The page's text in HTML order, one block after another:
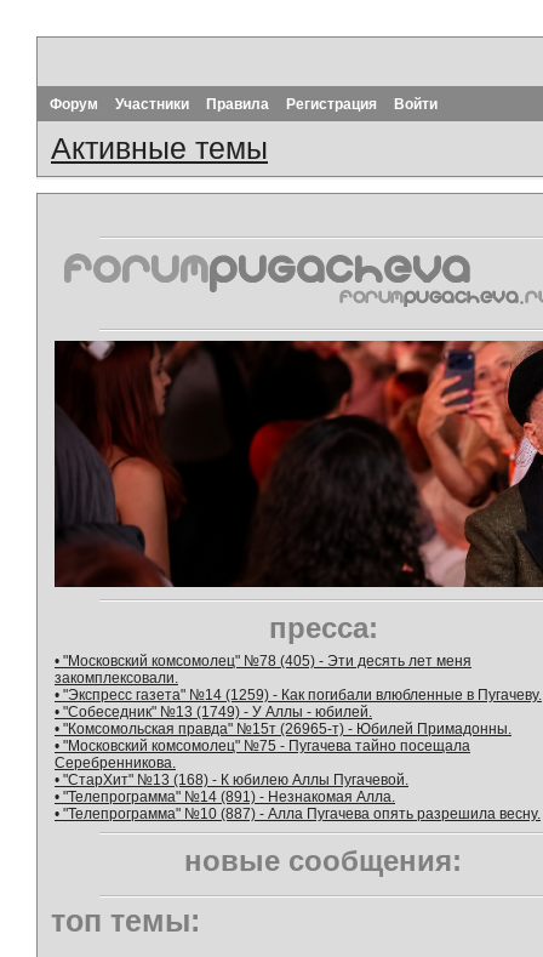
Форум Участники Правила Регистрация Войти
Активные темы
пресса:
• "Московский комсомолец" №78 (405) - Эти десять лет меня
закомплексовали.
• "Экспресс газета" №14 (1259) - Как погибали влюбленные в Пугачеву.
• "Собеседник" №13 (1749) - У Аллы - юбилей.
• "Комсомольская правда" №15т (26965-т) - Юбилей Примадонны.
• "Московский комсомолец" №75 - Пугачева тайно посещала
Серебренникова.
• "СтарХит" №13 (168) - К юбилею Аллы Пугачевой.
• "Телепрограмма" №14 (891) - Незнакомая Алла.
• "Телепрограмма" №10 (887) - Алла Пугачева опять разрешила весну.
новые сообщения:
топ темы: